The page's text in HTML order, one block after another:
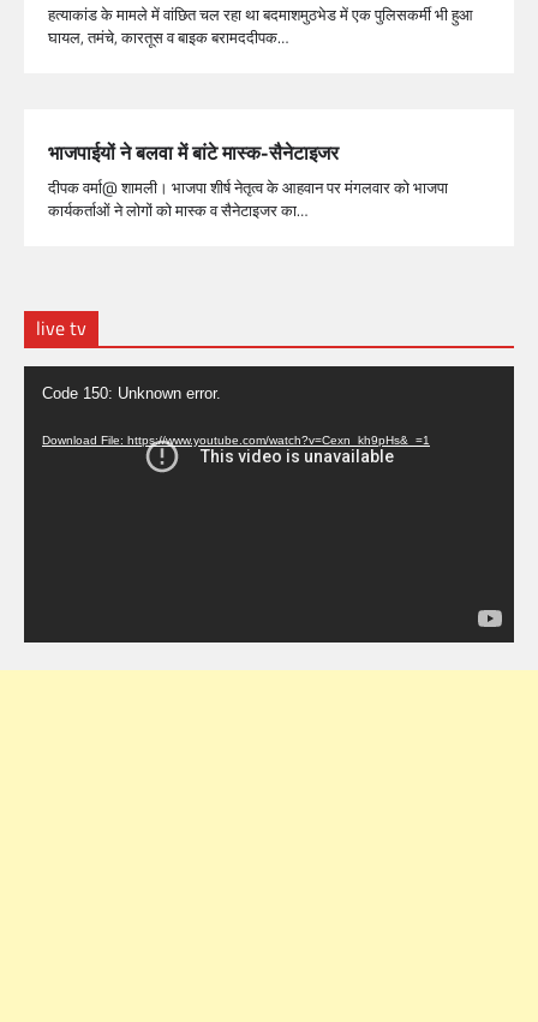
हत्याकांड के मामले में वांछित चल रहा था बदमाशमुठभेड में एक पुलिसकर्मी भी हुआ
घायल, तमंचे, कारतूस व बाइक बरामददीपक…
भाजपाईयों ने बलवा में बांटे मास्क-सैनेटाइजर
दीपक वर्मा@ शामली। भाजपा शीर्ष नेतृत्व के आहवान पर मंगलवार को भाजपा
कार्यकर्ताओं ने लोगों को मास्क व सैनेटाइजर का…
live tv
Video
Player
Code 150: Unknown error.
Download File: https://www.youtube.com/watch?v=Cexn_kh9pHs&_=1